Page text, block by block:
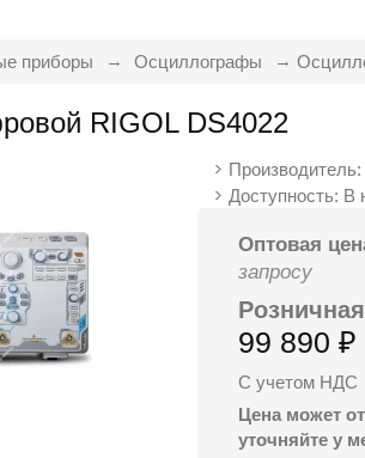
приборы Осциллографы
RIGOL DS4022
Производитель:
Доступность: В
Оптовая
запросу
99 890 ₽
С учетом НДС
Цена может
уточняйте у